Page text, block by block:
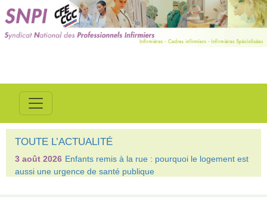
TOUTE L’ACTUALITÉ
3 août 2026 Enfants remis à la rue : pourquoi le logement est
aussi une urgence de santé publique